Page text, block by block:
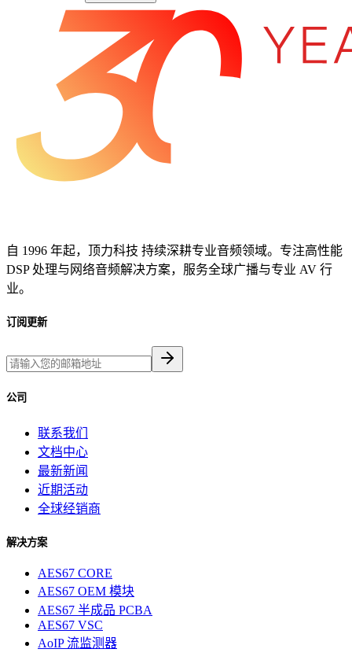
自 1996 年起，顶力科技 持续深耕专业音频领域。专注高性能
DSP 处理与网络音频解决方案，服务全球广播与专业 AV 行
业。
订阅更新
公司
联系我们
文档中心
最新新闻
近期活动
全球经销商
解决方案
AES67 CORE
AES67 OEM 模块
AES67 半成品 PCBA
AES67 VSC
AoIP 流监测器